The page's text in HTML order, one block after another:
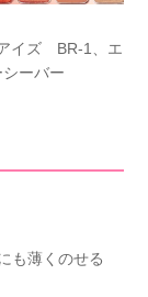
イズ BR-1、エ
ーバー
も薄くのせる